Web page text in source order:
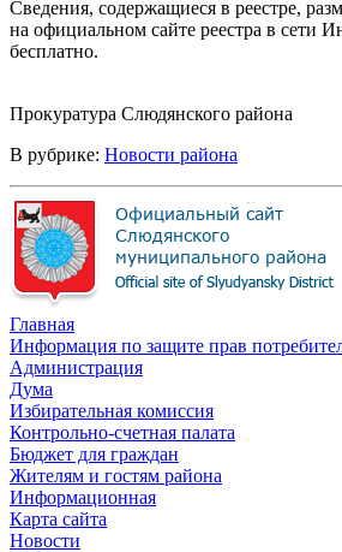
Сведения, содержащиеся в реестре,
на официальном сайте реестра в сети
бесплатно.
Прокуратура Слюдянского района
В рубрике: Новости района
Главная
Информация по защите прав
Администрация
Дума
Избирательная комиссия
Контрольно-счетная палата
Бюджет для граждан
Жителям и гостям района
Информационная
Карта сайта
Новости